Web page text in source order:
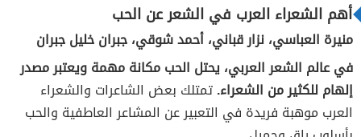
أهم الشعراء العرب في الشعر عن الحب
منيرة العباسي، نزار قباني، أحمد شوقي، جبران خليل جبران
في عالم الشعر العربي، يحتل الحب مكانة مهمة ويعتبر مصدر
إلهام للكثير من الشعراء.تمتلك بعض الشاعرات والشعراء
العرب موهبة فريدة في التعبير عن المشاعر العاطفية والحب